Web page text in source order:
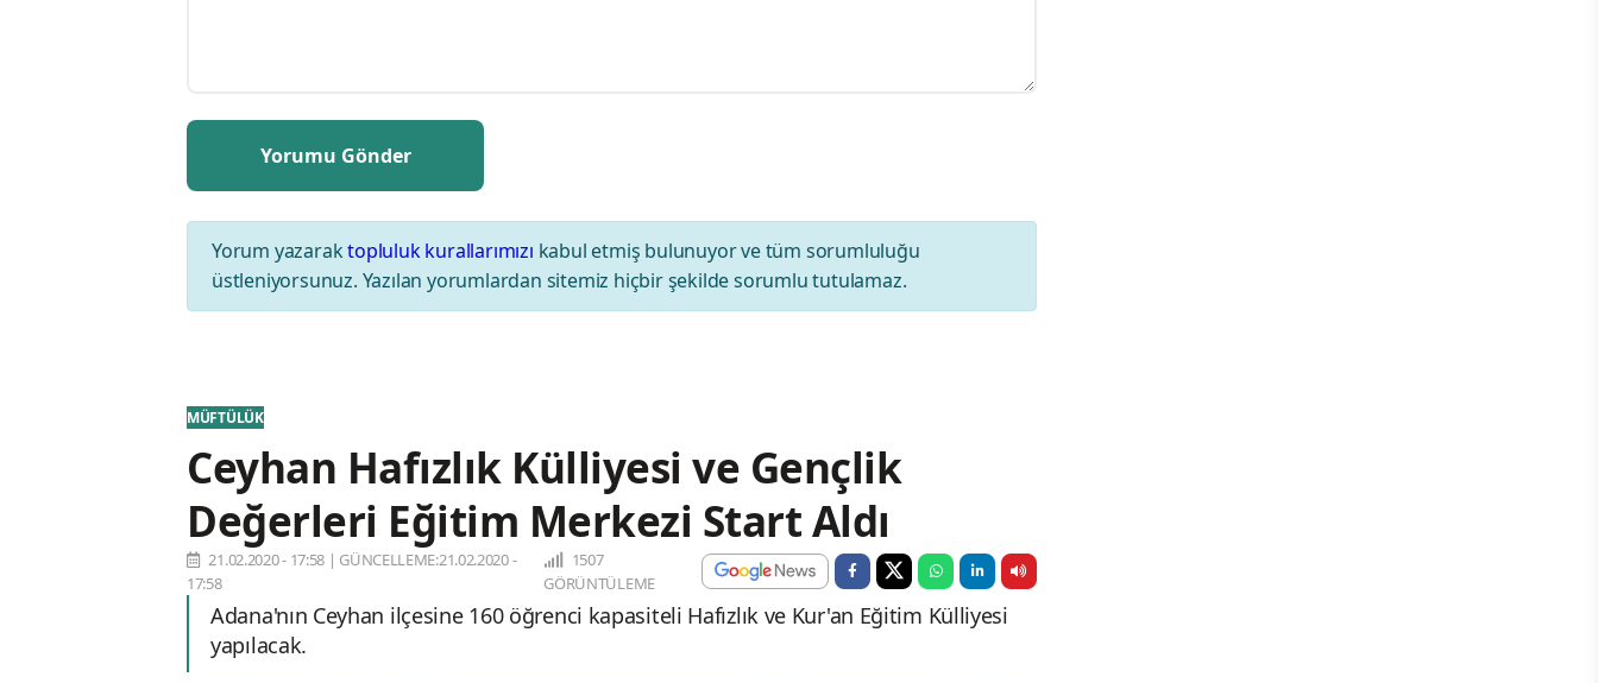
Yorum yazaraktopluluk kurallarımızı kabul etmiş bulunuyor ve tüm sorumluluğu
üstleniyorsunuz. Yazılan yorumlardan sitemiz hiçbir şekilde sorumlu tutulamaz.
MÜFTÜLÜK
Ceyhan Hafızlık Külliyesi ve Gençlik
Değerleri Eğitim Merkezi Start Aldı
21.02.2020 - 17:58 | GÜNCELLEME:21.02.2020 -
17:58
1507
GÖRÜNTÜLEME
Adana'nın Ceyhan ilçesine 160 öğrenci kapasiteli Hafızlık ve Kur'an Eğitim Külliyesi
yapılacak.